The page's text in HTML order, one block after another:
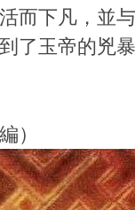
而下凡，並
了玉帝的兇
）